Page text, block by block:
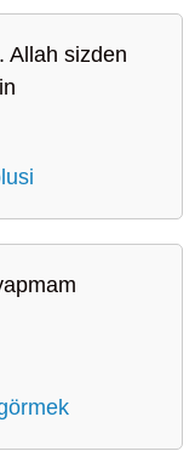
Allah sizden